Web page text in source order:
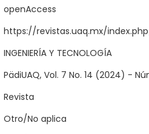
openAccess
https://revistas.uaq.mx/
INGENIERÍA Y TECNOLOGÍA
PädiUAQ, Vol. 7 No. 14 (2024) -
Revista
Otro/No aplica